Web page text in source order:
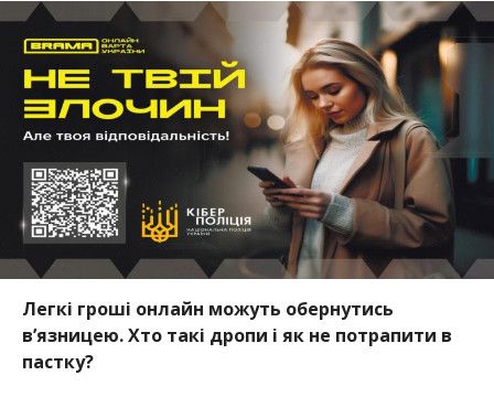
Легкі гроші онлайн можуть обернутись
в’язницею.Хто такі дропи і як не потрапити в
пастку?